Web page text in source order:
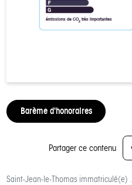
émissions de CO2très importantes
Barème d'honoraires
Partager ce contenu
Saint-Jean-le-Thomas immatriculé(e) .